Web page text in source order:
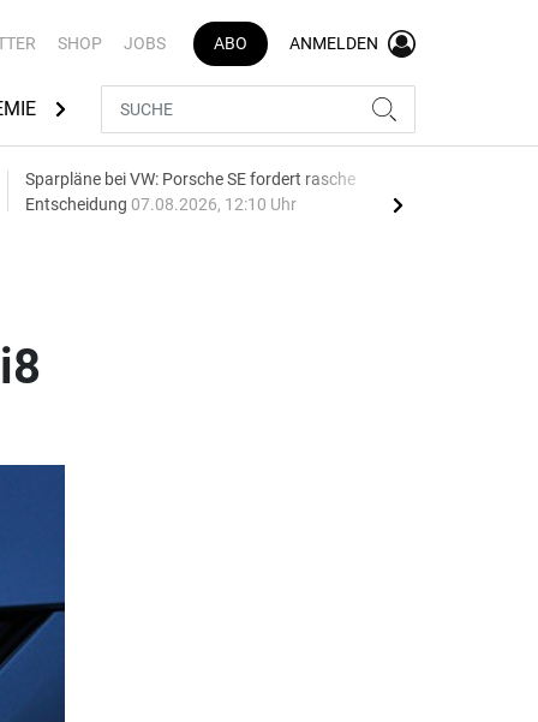
SHOP JOBS ABO ANMELDEN
AUTOMARKEN
Sparpläne bei VW: Porsche SE fordert rasche
Entscheidung 07.08.2026, 12:10 Uhr